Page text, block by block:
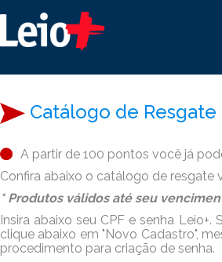
Catálogo de Resgate
A partir de 100 pontos você já
Confira abaixo o catálogo de resgate
* Produtos válidos até seu
Insira abaixo seu CPF e senha
clique abaixo em "Novo Cadastro",
procedimento para criação de senha.